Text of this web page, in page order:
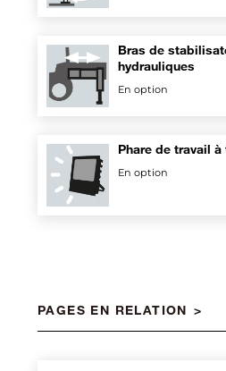
Bras de
hydrauliques
En option
Phare de travail
En option
PAGES EN RELATION